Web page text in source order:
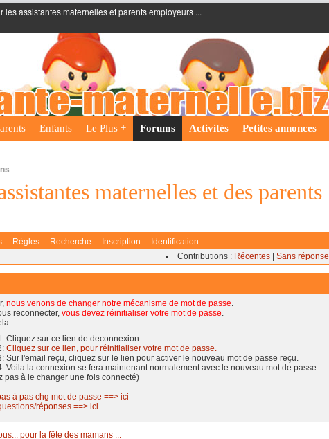
les assistantes maternelles et parents employeurs ...
Enfants Le Plus + Forums Activités Petites annonces
maternelles et des parents
Règles Recherche Inscription
Identification
Contributions : Récentes Sans réponse
nous venons de changer notre mécanisme de mot de passe.
reconnecter, vous devez réinitialiser votre mot de passe.
:
Cliquez sur ce lien de deconnexion
Cliquez sur ce lien, pour réinitialiser votre mot de passe.
Sur l'email reçu, cliquez sur le lien pour activer le nouveau mot de passe reçu.
Voila la connexion se fera maintenant normalement avec le nouveau mot de passe
pas à le changer une fois connecté)
à pas chg mot de passe ==> ici
réponses ==> ici
pour la fête des mamans ...